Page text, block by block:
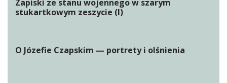
Zapiski ze stanu wojennego w szarym
stukartkowym zeszycie (I)
O Józefie Czapskim — portrety i olśnienia